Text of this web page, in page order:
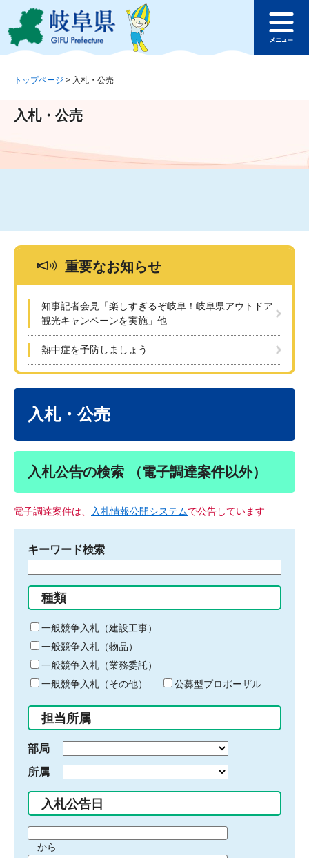
ジ
ュ
文
このページの本文へ
ュ
トップページ > 入札・公売
入札・公売
重要なお知らせ
知事記者会見「楽しすぎるぞ岐阜！岐阜県アウトドア
観光キャンペーンを実施」他
熱中症を予防しましょう
入札・公売
入札公告の検索 （電子調達案件以外）
電子調達案件は、 入札情報公開システムで公告しています
キーワード検索
る
キ
ー
ワ
ー
ド
入
力
種類
一般競争入札（建設工事）
一般競争入札（物品）
一般競争入札（業務委託）
一般競争入札（その他）
公募型プロポーザル
担当所属
部局
所属
入札公告日
間から